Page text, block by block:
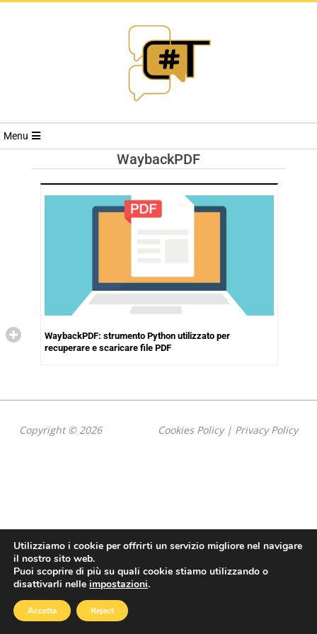
RIVISTA
TRENDS
Menu
WaybackPDF
WaybackPDF: strumento Python utilizzato per
recuperare e scaricare file PDF
Copyright © 2026 Cookies Policy| Privacy Policy
Utilizziamo i cookie per offrirti un servizio migliore nel navigare
il nostro sito web.
Puoi scoprire di più su quali cookie stiamo utilizzando o
disattivarli nelle impostazioni.
Accetta Reject